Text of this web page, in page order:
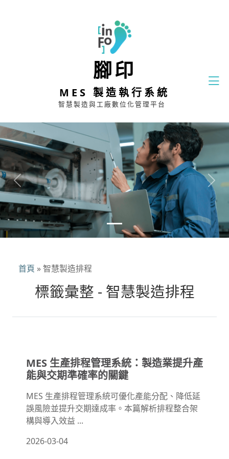
腳印
MES 製造執行系統
智慧製造與工廠數位化管理平台
Previous Next
首頁 »智慧製造排程
標籤彙整 - 智慧製造排程
MES 生產排程管理系統：製造業提升產
能與交期準確率的關鍵
MES 生產排程管理系統可優化產能分配、降低延
誤風險並提升交期達成率。本篇解析排程整合架
構與導入效益 ...
2026-03-04